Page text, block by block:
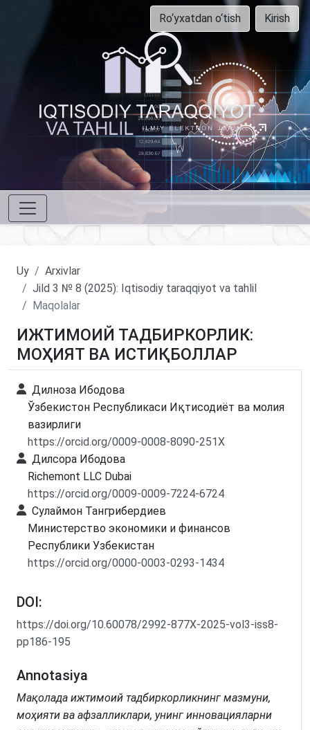
Ro‘yxatdan o‘tish Kirish
Uy
Arxivlar
Jild 3 № 8 (2025): Iqtisodiy taraqqiyot va tahlil
Maqolalar
ИЖТИМОИЙ ТАДБИРКОРЛИК:
МОҲИЯТ ВА ИСТИҚБОЛЛАР
Дилноза Ибодова
Ўзбекистон Республикаси Иқтисодиёт ва молия
вазирлиги
https://orcid.org/0009-0008-8090-251X
Дилсора Ибодова
Richemont LLC Dubai
https://orcid.org/0009-0009-7224-6724
Сулаймон Тангрибeрдиев
Министерство экономики и финансов
Республики Узбекистан
https://orcid.org/0000-0003-0293-1434
DOI:
https://doi.org/10.60078/2992-877X-2025-vol3-iss8-
pp186-195
Annotasiya
Мақолада ижтимоий тадбиркорликнинг мазмуни,
моҳияти ва афзалликлари, унинг инновацияларни